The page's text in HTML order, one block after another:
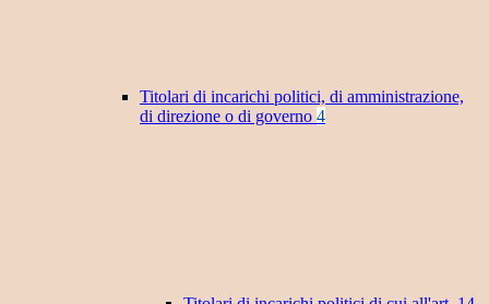
Titolari di incarichi politici, di amministrazione,
di direzione o di governo 4